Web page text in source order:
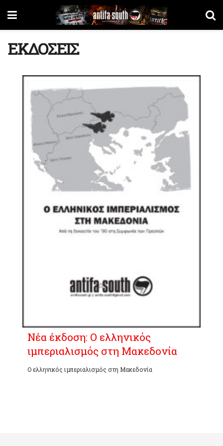
ΕΚΔΟΣΕΙΣ
Νέα έκδοση: O ελληνικός
ιμπεριαλισμός στη Μακεδονία
Ο ελληνικός ιμπεριαλισμός στη Μακεδονία